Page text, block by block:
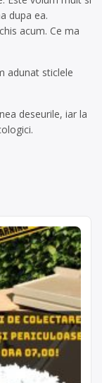
dupa ea.
acum. Ce ma
adunat sticlele
deseurile, iar la